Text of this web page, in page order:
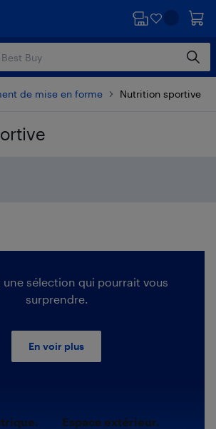
de mise en forme Nutrition sportive
une sélection qui pourrait vous
surprendre.
En voir plus
Espace extérieur.